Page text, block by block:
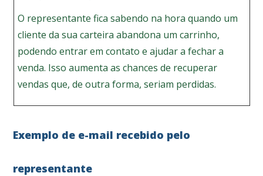
O representante fica sabendo na hora quando um
cliente da sua carteira abandona um carrinho,
podendo entrar em contato e ajudar a fechar a
venda. Isso aumenta as chances de recuperar
vendas que, de outra forma, seriam perdidas.
Exemplo de e-mail recebido pelo
representante